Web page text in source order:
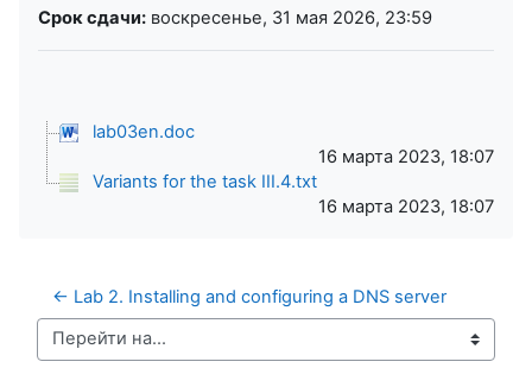
Срок сдачи: воскресенье, 31 мая 2026, 23:59
lab03en.doc
16 марта 2023, 18:07
Variants for the task III.4.txt
16 марта 2023, 18:07
← Lab 2. Installing and configuring a DNS server
Перейти на...